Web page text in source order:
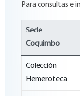
Para consultas e
Sede
Coquimbo
Colección
Hemeroteca